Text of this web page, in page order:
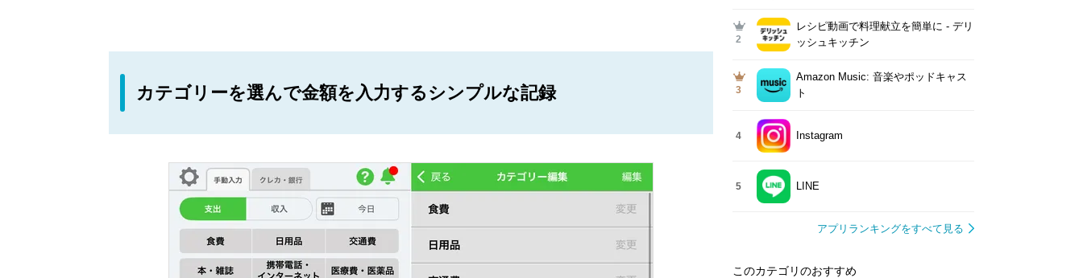
カテゴリーを選んで金額を入力するシンプルな記録
2
レシピ動画で料理献立を簡単‪に - デリ
ッシュキッチン
3
Amazon Music: 音楽やポッドキャス
ト
4 Instagram
5 LINE
アプリランキングをすべて見る
このカテゴリのおすすめ